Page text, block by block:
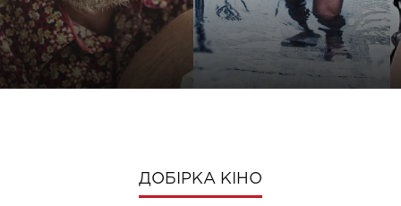
ДОБІРКА КІНО